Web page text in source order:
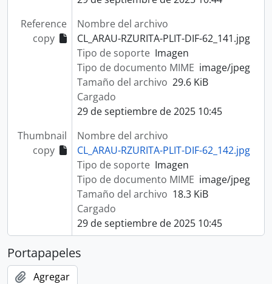
Reference
copy
Nombre del archivo
CL_ARAU-RZURITA-PLIT-DIF-62_141.jpg
Tipo de soporte Imagen
Tipo de documento MIME image/jpeg
Tamaño del archivo 29.6 KiB
Cargado
29 de septiembre de 2025 10:45
Thumbnail
copy
Nombre del archivo
CL_ARAU-RZURITA-PLIT-DIF-62_142.jpg
Tipo de soporte Imagen
Tipo de documento MIME image/jpeg
Tamaño del archivo 18.3 KiB
Cargado
29 de septiembre de 2025 10:45
Portapapeles
Agregar